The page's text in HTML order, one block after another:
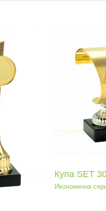
307
серия
Купа SET
Икономична